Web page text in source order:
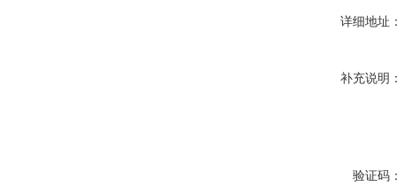
详细地址
补充说明
验证码